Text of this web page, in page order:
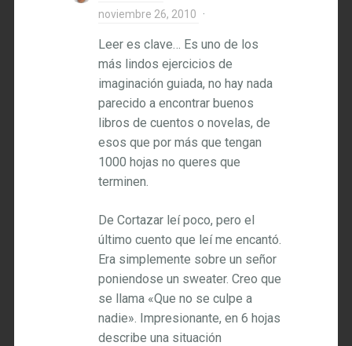
noviembre 26, 2010 ·
Leer es clave… Es uno de los
más lindos ejercicios de
imaginación guiada, no hay nada
parecido a encontrar buenos
libros de cuentos o novelas, de
esos que por más que tengan
1000 hojas no queres que
terminen.
De Cortazar leí poco, pero el
último cuento que leí me encantó.
Era simplemente sobre un señor
poniendose un sweater. Creo que
se llama «Que no se culpe a
nadie». Impresionante, en 6 hojas
describe una situación